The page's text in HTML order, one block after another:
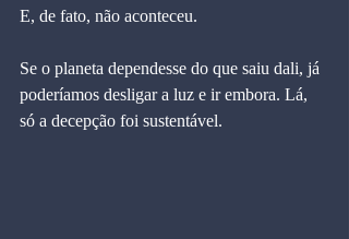
E, de fato, não aconteceu.
Se o planeta dependesse do que saiu dali, já
poderíamos desligar a luz e ir embora. Lá,
só a decepção foi sustentável.